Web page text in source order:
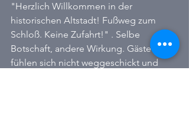
"Herzlich Willkommen in der
historischen Altstadt! Fußweg zum
Schloß. Keine Zufahrt!" . Selbe
Botschaft, andere Wirkung. Gäste
fühlen sich nicht weggeschickt und